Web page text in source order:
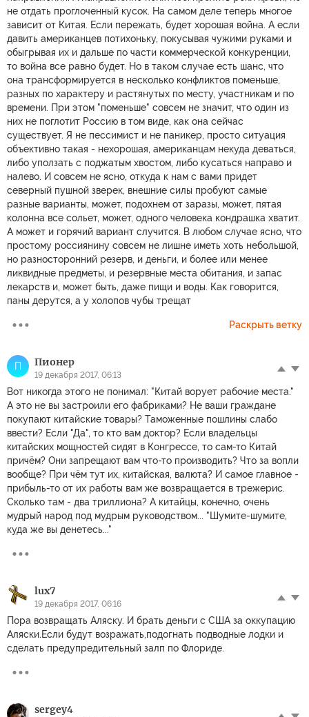
не отдать проглоченный кусок. На самом деле теперь многое
зависит от Китая. Если пережать, будет хорошая война. А если
давить американцев потихоньку, покусывая чужими руками и
обыгрывая их и дальше по части коммерческой конкуренции,
то война все равно будет. Но в таком случае есть шанс, что
она трансформируется в несколько конфликтов поменьше,
разных по характеру и растянутых по месту, участникам и по
времени. При этом "поменьше" совсем не значит, что один из
них не поглотит Россию в том виде, как она сейчас
существует. Я не пессимист и не паникер, просто ситуация
объективно такая - нехорошая, американцам некуда деваться,
либо уползать с поджатым хвостом, либо кусаться направо и
налево. И совсем не ясно, откуда к нам с вами придет
северный пушной зверек, внешние силы пробуют самые
разные варианты, может, подохнем от заразы, может, пятая
колонна все сольет, может, одного человека кондрашка хватит.
А может и горячий вариант случится. В любом случае ясно, что
простому россиянину совсем не лишне иметь хоть небольшой,
но разносторонний резерв, и деньги, и более или менее
ликвидные предметы, и резервные места обитания, и запас
лекарств и, может быть, даже пищи и воды. Как говорится,
паны дерутся, а у холопов чубы трещат
Раскрыть ветку
П Пионер
19 декабря 2017, 06:13
Вот никогда этого не понимал: "Китай ворует рабочие места."
А это не вы застроили его фабриками? Не ваши граждане
покупают китайские товары? Таможенные пошлины слабо
ввести? Если "Да", то кто вам доктор? Если владельцы
китайских мощностей сидят в Конгрессе, то сам-то Китай
причём? Они запрещают вам что-то производить? Что за вопли
вообще? При чём тут их, китайская, валюта? И самое главное -
прибыль-то от их работы вам же возвращается в трежерис.
Сколько там - два триллиона? А китайцы, конечно, очень
мудрый народ под мудрым руководством... "Шумите-шумите,
куда же вы денетесь..."
lux7
19 декабря 2017, 06:16
Пора возвращать Аляску. И брать деньги с США за оккупацию
Аляски.Если будут возражать,подогнать подводные лодки и
сделать предупредительный залп по Флориде.
sergey4